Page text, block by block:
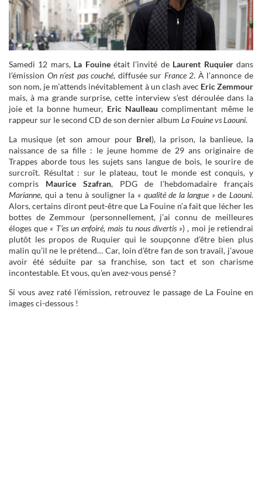
Samedi 12 mars, La Fouineétait l’invité deLaurent Ruquierdans
l’émission On n’est pas couché, diffusée sur France 2. À l’annonce de
son nom, je m’attends inévitablement à un clash avec Eric Zemmour
mais, à ma grande surprise, cette interview s’est déroulée dans la
joie et la bonne humeur, Eric Naulleau complimentant même le
rappeur sur le second CD de son dernier album La Fouine vs Laouni.
La musique (et son amour pour Brel), la prison, la banlieue, la
naissance de sa fille : le jeune homme de 29 ans originaire de
Trappes aborde tous les sujets sans langue de bois, le sourire de
surcroît. Résultat : sur le plateau, tout le monde est conquis, y
compris Maurice Szafran, PDG de l’hebdomadaire français
Marianne, qui a tenu à souligner la « qualité de la langue »deLaouni.
Alors, certains diront peut-être que La Fouine n’a fait que lécher les
bottes de Zemmour (personnellement, j’ai connu de meilleures
éloges que « T’es un enfoiré, mais tu nous divertis ») , moi je retiendrai
plutôt les propos de Ruquier qui le soupçonne d’être bien plus
malin qu’il ne le prétend… Car, loin d’être fan de son travail, j’avoue
avoir été séduite par sa franchise, son tact et son charisme
incontestable. Et vous, qu’en avez-vous pensé ?
Si vous avez raté l’émission, retrouvez le passage de La Fouine en
images ci-dessous !